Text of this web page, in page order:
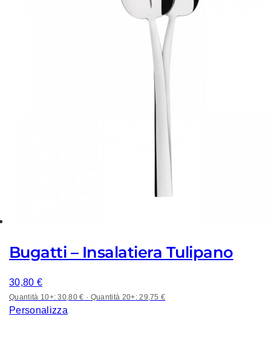
Bugatti – Insalatiera Tulipano
30,80 €
Quantità 10+: 30,80 € · Quantità 20+: 29,75 €
Personalizza